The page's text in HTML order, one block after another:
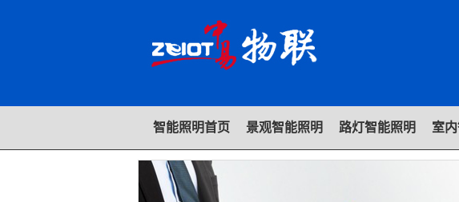
智能照明首页 景观智能照明 路灯智能照明 室